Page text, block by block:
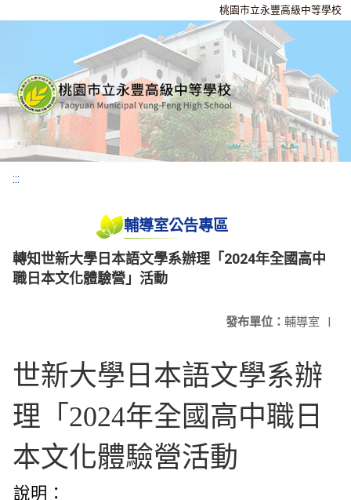
桃園市立永豐高級中等學校
:::
輔導室公告專區
轉知世新大學日本語文學系辦理「2024年全國高中
職日本文化體驗營」活動
發布單位： 輔導室 |
世新大學日本語文學系辦
理「2024年全國高中職日
本文化體驗營活動
說明：